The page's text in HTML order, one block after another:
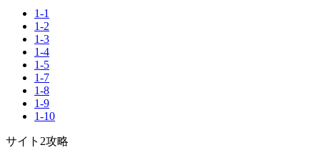
1-1
1-2
1-3
1-4
1-5
1-7
1-8
1-9
1-10
サイト2攻略